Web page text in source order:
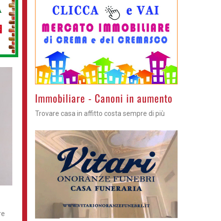
Immobiliare - Canoni in aumento
Trovare casa in affitto costa sempre di più